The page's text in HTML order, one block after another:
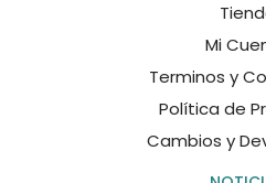
Mi
Terminos y
Política de
Cambios y